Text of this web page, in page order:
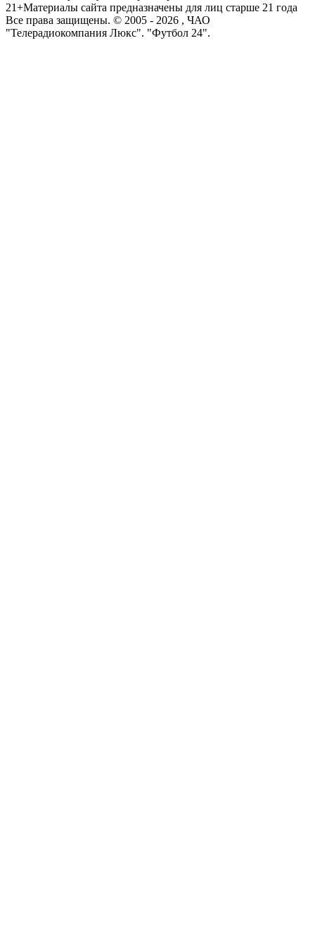
21+Материалы сайта предназначены для лиц старше 21 года
Все права защищены. © 2005 - 2026 , ЧАО
"Телерадиокомпания Люкс". "Футбол 24".